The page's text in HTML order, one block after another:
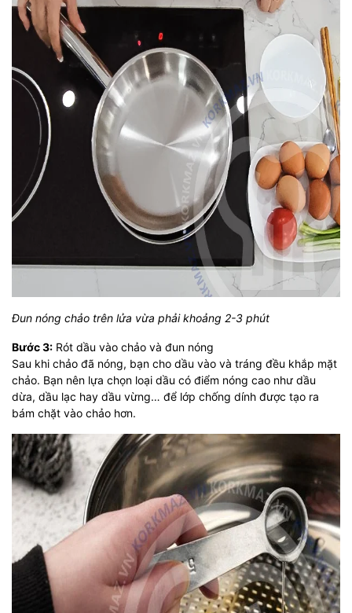
Đun nóng chảo trên lửa vừa phải khoảng 2-3 phút
Bước 3: Rót dầu vào chảo và đun nóng
Sau khi chảo đã nóng, bạn cho dầu vào và tráng đều khắp mặt
chảo. Bạn nên lựa chọn loại dầu có điểm nóng cao như dầu
dừa, dầu lạc hay dầu vừng… để lớp chống dính được tạo ra
bám chặt vào chảo hơn.